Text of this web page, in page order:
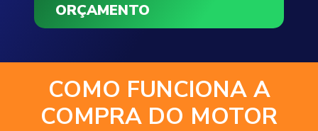
ORÇAMENTO
COMO FUNCIONA A
COMPRA DO MOTOR